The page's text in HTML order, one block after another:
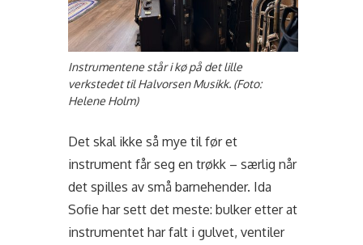
Instrumentene står i kø på det lille
verkstedet til Halvorsen Musikk. (Foto:
Helene Holm)
Det skal ikke så mye til før et
instrument får seg en trøkk – særlig når
det spilles av små barnehender. Ida
Sofie har sett det meste: bulker etter at
instrumentet har falt i gulvet, ventiler